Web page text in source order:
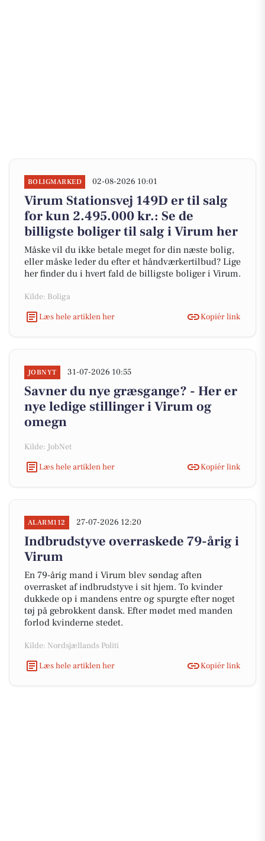
BOLIGMARKED 02-08-2026 10:01
Virum Stationsvej 149D er til salg
for kun 2.495.000 kr.: Se de
billigste boliger til salg i Virum her
Måske vil du ikke betale meget for din næste bolig,
eller måske leder du efter et håndværkertilbud? Lige
her finder du i hvert fald de billigste boliger i Virum.
Kilde: Boliga
Læs hele artiklen her
Kopiér link
JOBNYT 31-07-2026 10:55
Savner du nye græsgange? - Her er
nye ledige stillinger i Virum og
omegn
Kilde: JobNet
Læs hele artiklen her
Kopiér link
ALARM112 27-07-2026 12:20
Indbrudstyve overraskede 79-årig i
Virum
En 79-årig mand i Virum blev søndag aften
overrasket af indbrudstyve i sit hjem. To kvinder
dukkede op i mandens entre og spurgte efter noget
tøj på gebrokkent dansk. Efter mødet med manden
forlod kvinderne stedet.
Kilde: Nordsjællands Politi
Læs hele artiklen her
Kopiér link